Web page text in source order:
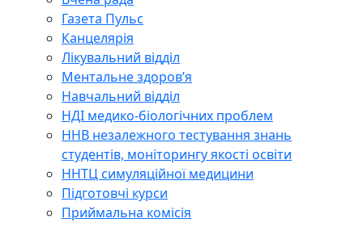
Газета Пульс
Канцелярія
Лікувальний відділ
Ментальне здоров’я
Навчальний відділ
НДІ медико-біологічних проблем
ННВ незалежного тестування знань
студентів, моніторингу якості освіти
ННТЦ симуляційної медицини
Підготовчі курси
Приймальна комісія